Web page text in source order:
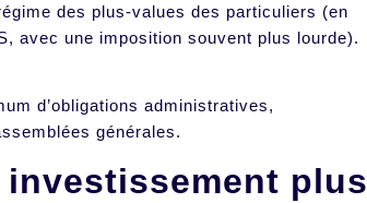
des plus-values des particuliers (en
avec une imposition souvent plus lourde).
d’obligations administratives,
générales.
plus